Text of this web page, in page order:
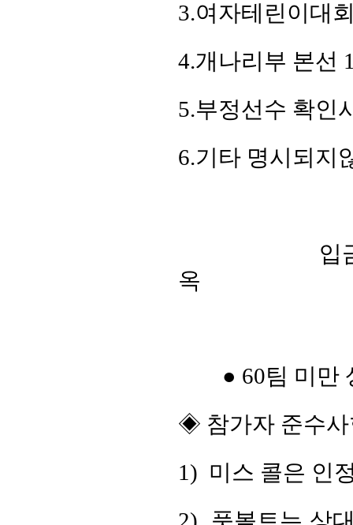
3.여자테린이대
4.개나리부 본선
5.부정선수 확인
6.기타 명시되지
입
옥
● 60팀 미만
◈ 참가자 준수사
1) 미스 콜은 인